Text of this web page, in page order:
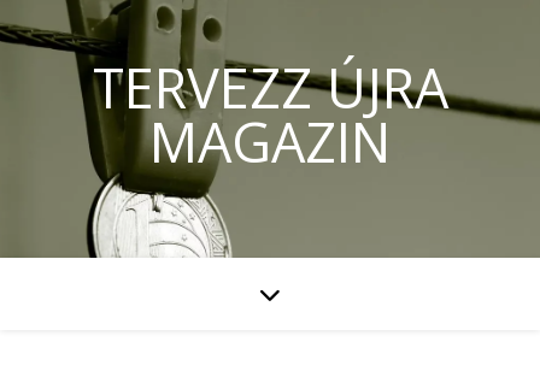
TERVEZZ ÚJRA
MAGAZIN